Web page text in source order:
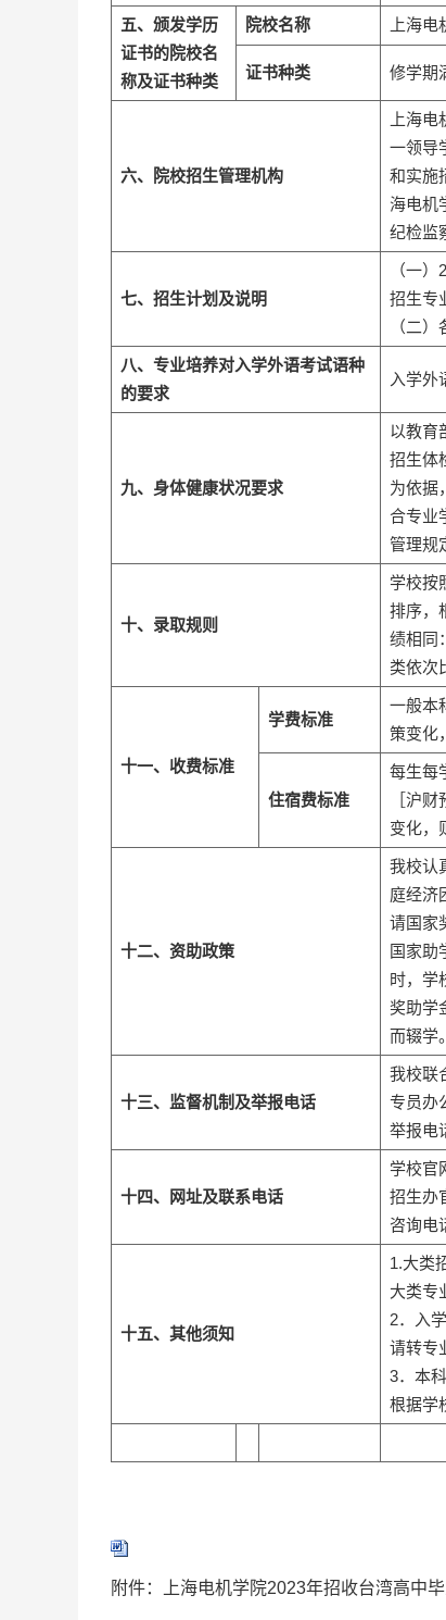
五、颁发学历
证书的院校名
称及证书种类
院校名称 上海电
证书种类 修学期
六、院校招生管理机构
上海
一领导
和实施
海电机
纪检监
七、招生计划及说明
（一
招生专
（二
八、专业培养对入学外语考试语种
的要求
入学外
九、身体健康状况要求
以教育
招生体
为依据
合专业
管理规
十、录取规则
学校按
排序，
绩相同
类依次
十一、收费标准
学费标准
一般本
策变化
住宿费标准
每生每
［沪
变化，
十二、资助政策
我校认
庭经济
请国家
国家助
时，学
奖助学
而辍学。
十三、监督机制及举报电话
我校联
专员办
举报电
十四、网址及联系电话
学校官
招生办
咨询电
十五、其他须知
1.大类
大类专
2．入
请转专
3．本
根据学
附件：上海电机学院2023年招收台湾高中